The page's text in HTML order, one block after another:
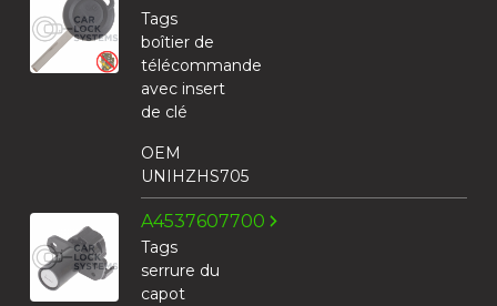
Tags
boîtier de
télécommande
avec insert
de clé
OEM
UNIHZHS705
A4537607700
Tags
serrure du
capot